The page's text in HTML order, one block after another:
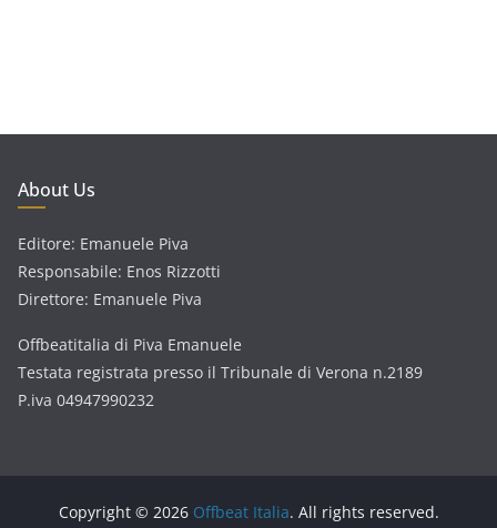
About Us
Editore: Emanuele Piva
Responsabile: Enos Rizzotti
Direttore: Emanuele Piva
Offbeatitalia di Piva Emanuele
Testata registrata presso il Tribunale di Verona n.2189
P.iva 04947990232
Copyright © 2026 Offbeat Italia. All rights reserved.